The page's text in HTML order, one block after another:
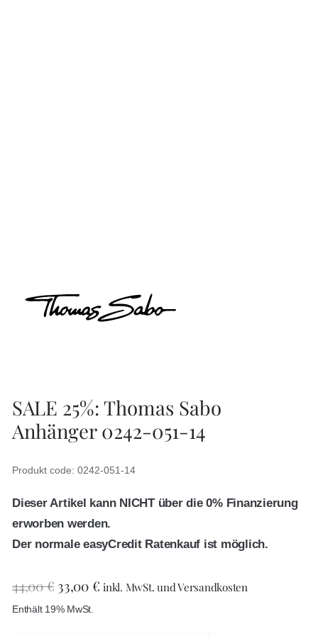
SALE 25%: Thomas Sabo
Anhänger 0242-051-14
Produkt code: 0242-051-14
Dieser Artikel kann NICHT über die 0% Finanzierung
erworben werden.
Der normale easyCredit Ratenkauf ist möglich.
44,00€ 33,00€ inkl. MwSt. und Versandkosten
Enthält 19% MwSt.